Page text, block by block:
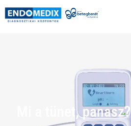
Mi a tünet, panasz?